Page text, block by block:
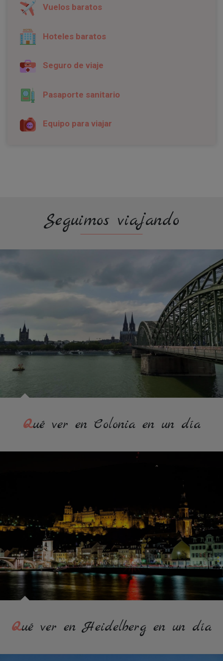
Vuelos baratos
Hoteles baratos
Seguro de viaje
Pasaporte sanitario
Equipo para viajar
Seguimos viajando
Qué ver en Colonia en un día
Qué ver en Heidelberg en un día